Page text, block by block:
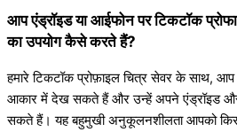
आप एंड्रॉइड या आईफोन पर टिकटॉक
का उपयोग कैसे करते हैं?
हमारे टिकटॉक प्रोफ़ाइल चित्र सेवर के साथ, आप
आकार में देख सकते हैं और उन्हें अपने एंड्रॉइड
सकते हैं। यह बहुमुखी अनुकूलनशीलता आपको